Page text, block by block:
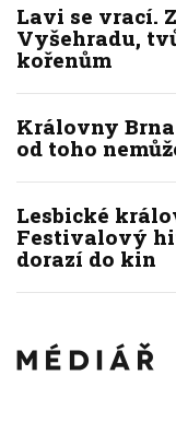
Lavi se vrací.
Vyšehradu,
kořenům
Královny
od toho
Lesbické
Festivalový
dorazí do kin